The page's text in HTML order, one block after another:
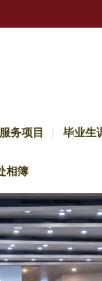
服务项目 毕业生
相簿